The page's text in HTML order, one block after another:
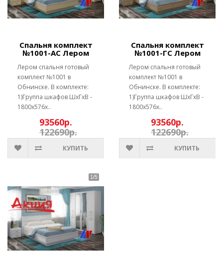
Спальня комплект
№1001-АС Лером
Лером спальня готовый
комплект №1001 в
Обнинске. В комплекте:
1)Группа шкафов ШхГхВ -
1800х576х..
93560р.
122690р.
КУПИТЬ
Спальня комплект
№1001-ГС Лером
Лером спальня готовый
комплект №1001 в
Обнинске. В комплекте:
1)Группа шкафов ШхГхВ -
1800х576х..
93560р.
122690р.
КУПИТЬ